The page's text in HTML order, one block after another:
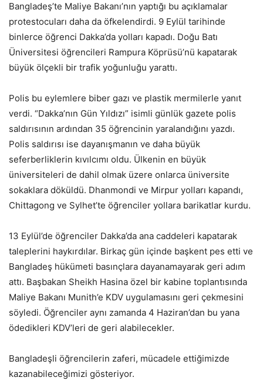
Bangladeş’te Maliye Bakanı’nın yaptığı bu açıklamalar
protestocuları daha da öfkelendirdi. 9 Eylül tarihinde
binlerce öğrenci Dakka’da yolları kapadı. Doğu Batı
Üniversitesi öğrencileri Rampura Köprüsü’nü kapatarak
büyük ölçekli bir trafik yoğunluğu yarattı.
Polis bu eylemlere biber gazı ve plastik mermilerle yanıt
verdi. “Dakka’nın Gün Yıldızı” isimli günlük gazete polis
saldırısının ardından 35 öğrencinin yaralandığını yazdı.
Polis saldırısı ise dayanışmanın ve daha büyük
seferberliklerin kıvılcımı oldu. Ülkenin en büyük
üniversiteleri de dahil olmak üzere onlarca üniversite
sokaklara döküldü. Dhanmondi ve Mirpur yolları kapandı,
Chittagong ve Sylhet’te öğrenciler yollara barikatlar kurdu.
13 Eylül’de öğrenciler Dakka’da ana caddeleri kapatarak
taleplerini haykırdılar. Birkaç gün içinde başkent pes etti ve
Bangladeş hükümeti basınçlara dayanamayarak geri adım
attı. Başbakan Sheikh Hasina özel bir kabine toplantısında
Maliye Bakanı Munith’e KDV uygulamasını geri çekmesini
söyledi. Öğrenciler aynı zamanda 4 Haziran’dan bu yana
ödedikleri KDV’leri de geri alabilecekler.
Bangladeşli öğrencilerin zaferi, mücadele ettiğimizde
kazanabileceğimizi gösteriyor.